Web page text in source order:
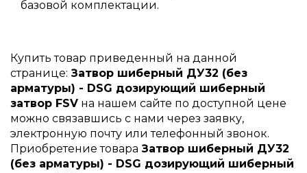
базовой комплектации.
Купить товар приведенный на данной
странице: Затвор шиберный ДУ32 (без
арматуры) - DSG дозирующий шиберный
затвор FSV на нашем сайте по доступной цене
можно связавшись с нами через заявку,
электронную почту или телефонный звонок.
Приобретение товара Затвор шиберный ДУ32
(без арматуры) - DSG дозирующий шиберный